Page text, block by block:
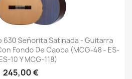
630 Señorita Satinada - Guitarra
Fondo De Caoba (MCG-48 - ES-
10 Y MCG-118)
245,00 €